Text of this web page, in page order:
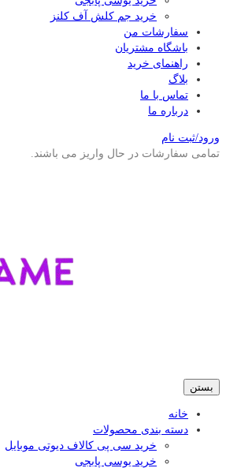
خرید جم کلش آف کلنز
سفارشات من
باشگاه مشتریان
راهنمای خرید
بلاگ
تماس با ما
درباره ما
ورود/ثبت نام
تمامی سفارشات در حال واریز می باشند.
بستن
خانه
دسته بندی محصولات
خرید سی پی کالاف دیوتی موبایل
خرید یوسی پابجی